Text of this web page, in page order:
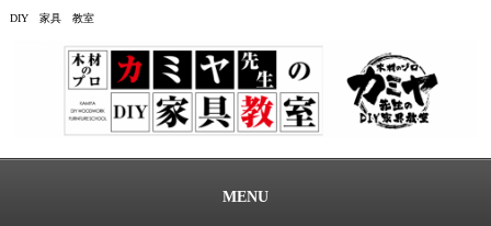
DIY 家具 教室
MENU